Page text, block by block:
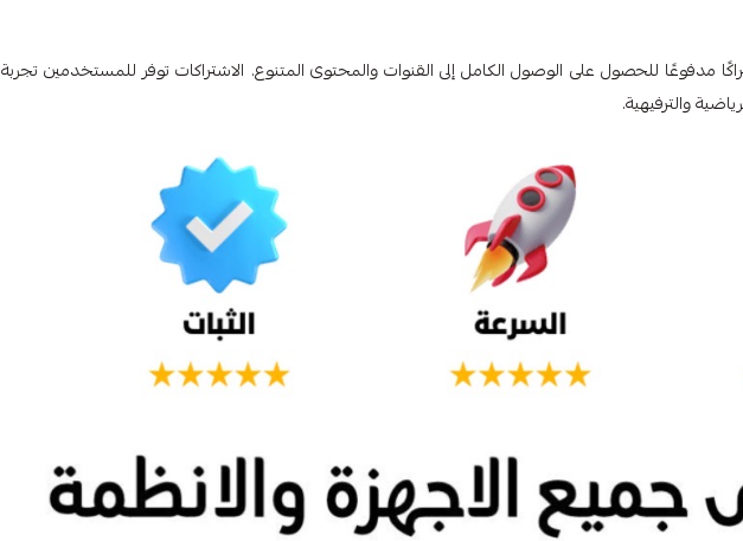
مدفوعًا للحصول على الوصول الكامل إلى القنوات والمحتوى المتنوع. الاشتراكات توفر للمستخدمين تجربة
والترفيهية.